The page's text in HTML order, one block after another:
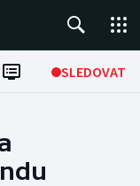
SLEDOVAT